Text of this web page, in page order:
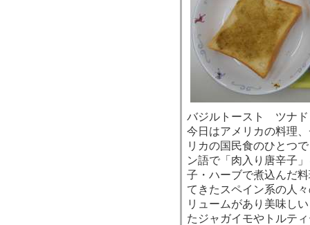
バジルトースト ツナ
今日はアメリカの料理
リカの国民食のひとつ
ン語で「肉入り唐辛子
子・ハーブで煮込んだ
てきたスペイン系の人
リュームがあり美味し
たジャガイモやトルテ